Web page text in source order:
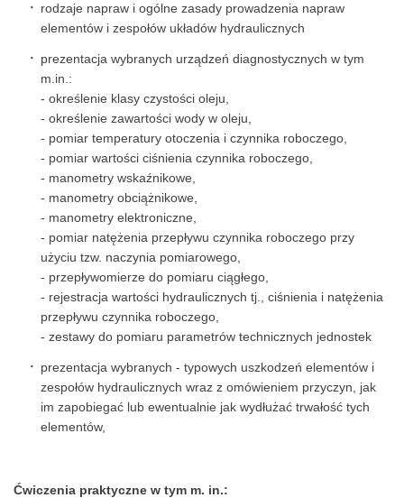
rodzaje napraw i ogólne zasady prowadzenia napraw
elementów i zespołów układów hydraulicznych
prezentacja wybranych urządzeń diagnostycznych w tym
m.in.:
- określenie klasy czystości oleju,
- określenie zawartości wody w oleju,
- pomiar temperatury otoczenia i czynnika roboczego,
- pomiar wartości ciśnienia czynnika roboczego,
- manometry wskaźnikowe,
- manometry obciążnikowe,
- manometry elektroniczne,
- pomiar natężenia przepływu czynnika roboczego przy
użyciu tzw. naczynia pomiarowego,
- przepływomierze do pomiaru ciągłego,
- rejestracja wartości hydraulicznych tj., ciśnienia i natężenia
przepływu czynnika roboczego,
- zestawy do pomiaru parametrów technicznych jednostek
prezentacja wybranych - typowych uszkodzeń elementów i
zespołów hydraulicznych wraz z omówieniem przyczyn, jak
im zapobiegać lub ewentualnie jak wydłużać trwałość tych
elementów,
Ćwiczenia praktyczne w tym m. in.: